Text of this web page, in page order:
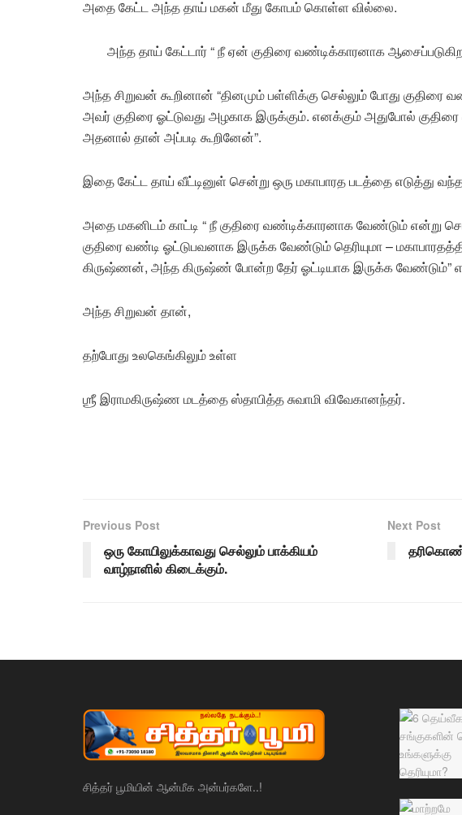
அதை கேட்ட அந்த தாய் மகன் மீது கோபம் கொள்ள வில்லை.
அந்த தாய் கேட்டார் “ நீ ஏன் குதிரை வண்டிக்காரனாக
அந்த சிறுவன் கூறினான் “தினமும் பள்ளிக்கு செல்லும் போது குதிரை
அவர் குதிரை ஓட்டுவது அழகாக இருக்கும். எனக்கும் அதுபோல்
அதனால் தான் அப்படி கூறினேன்”.
இதை கேட்ட தாய் வீட்டினுள் சென்று ஒரு மகாபாரத படத்தை எடுத்து
அதை மகனிடம் காட்டி “ நீ குதிரை வண்டிக்காரனாக வேண்டும் என்று
குதிரை வண்டி ஓட்டுபவனாக இருக்க வேண்டும் தெரியுமா –
கிருஷ்ணன், அந்த கிருஷ்ண் போன்ற தேர் ஓட்டியாக இருக்க வேண்டும்”
அந்த சிறுவன் தான்,
தற்போது உலகெங்கிலும் உள்ள
ஶ்ரீ இராமகிருஷ்ண மடத்தை ஸ்தாபித்த சுவாமி விவேகானந்தர்.
Previous Post
ஒரு கோயிலுக்காவது செல்லும் பாக்கியம்
வாழ்நாளில் கிடைக்கும்.
Next Post
சித்தர் பூமியின் ஆன்மீக அன்பர்களே..!